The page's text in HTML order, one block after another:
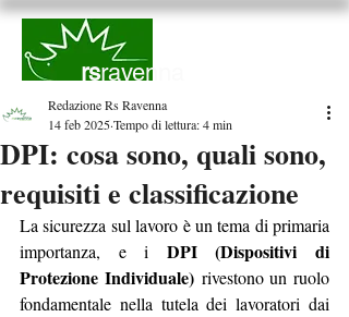
rsravenna
DPI: cosa sono, quali sono,
requisiti e classificazione
Redazione Rs Ravenna
14 feb 2025Tempo di lettura: 4 min
La sicurezza sul lavoro è un tema di primaria
importanza, e i DPI (Dispositivi di
Protezione Individuale) rivestono un ruolo
fondamentale nella tutela dei lavoratori dai